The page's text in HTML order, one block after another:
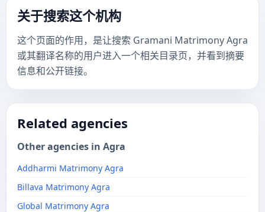
关于搜索这个机构
这个页面的作用，是让搜索 Gramani Matrimony Agra
或其翻译名称的用户进入一个相关目录页，并看到摘要
信息和公开链接。
Related agencies
Other agencies in Agra
Addharmi Matrimony Agra
Billava Matrimony Agra
Global Matrimony Agra